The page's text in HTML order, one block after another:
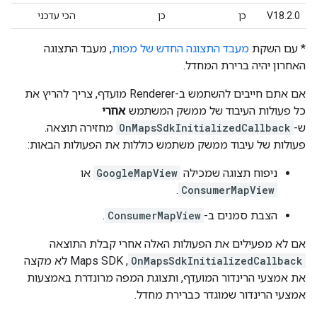
V18.2.0 כן כן הכי עדכני
* עם השקת מעבד התצוגה החדש של מפות, מעבד התצוגה
האחרון יהיה ברירת המחדל.
אם אתם חייבים להשתמש ב-Renderer מועדף, צריך להריץ את
כל פעולות העיבוד של ממשק המשתמש אחרי
ש- OnMapsSdkInitializedCallback מחזירה תוצאה.
פעולות של עיבוד ממשק משתמש כוללות את הפעולות הבאות:
ניפוח תצוגה שמכילה GoogleMapView או
ConsumerMapView
.
הצבת סמנים ב- ConsumerMapView
.
אם לא מפעילים את הפעולות האלה אחרי קבלת התוצאה
OnMapsSdkInitializedCallback
, Maps SDK לא מקצה
את אמצעי הרינדור המועדף, ותצוגת המפה מרונדרת באמצעות
אמצעי הרינדור שמוגדר כברירת מחדל.